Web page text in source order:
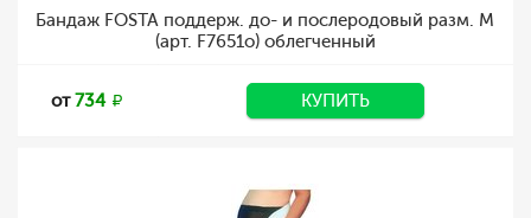
Бандаж FOSTA поддерж. до- и послеродовый разм. M
(арт. F7651о) облегченный
от734 КУПИТЬ